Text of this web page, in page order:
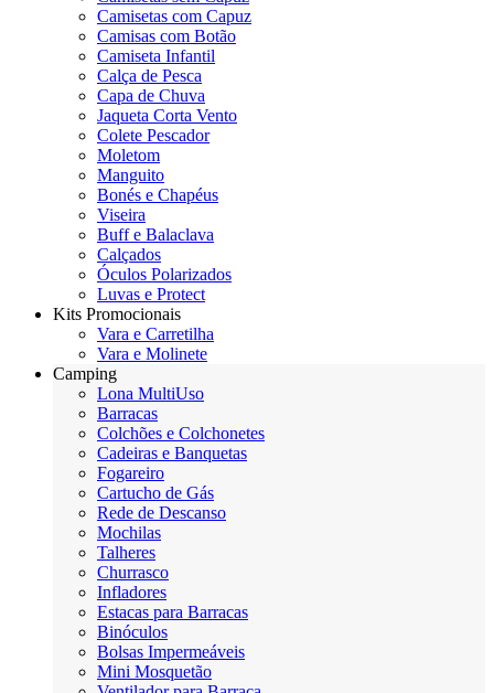
Camisetas com Capuz
Camisas com Botão
Camiseta Infantil
Calça de Pesca
Capa de Chuva
Jaqueta Corta Vento
Colete Pescador
Moletom
Manguito
Bonés e Chapéus
Viseira
Buff e Balaclava
Calçados
Óculos Polarizados
Luvas e Protect
Kits Promocionais
Vara e Carretilha
Vara e Molinete
Camping
Lona MultiUso
Barracas
Colchões e Colchonetes
Cadeiras e Banquetas
Fogareiro
Cartucho de Gás
Rede de Descanso
Mochilas
Talheres
Churrasco
Infladores
Estacas para Barracas
Binóculos
Bolsas Impermeáveis
Mini Mosquetão